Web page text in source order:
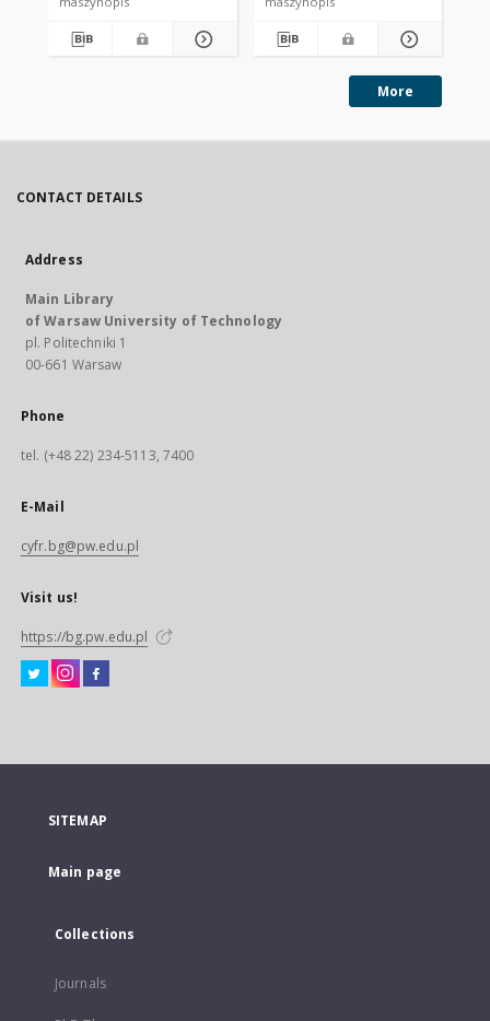
More
CONTACT DETAILS
Address
Main Library
of Warsaw University of Technology
pl. Politechniki 1
00-661 Warsaw
Phone
tel. (+48 22) 234-5113, 7400
E-Mail
cyfr.bg@pw.edu.pl
Visit us!
https://bg.pw.edu.pl
SITEMAP
Main page
Collections
Journals